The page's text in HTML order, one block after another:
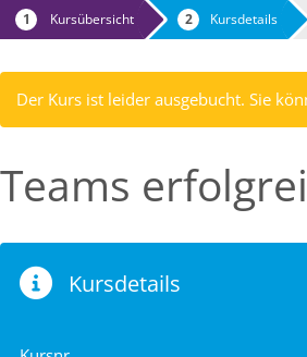
Kursübersicht Kursdetails
Der Kurs ist leider ausgebucht. Sie
Teams
Kursdetails